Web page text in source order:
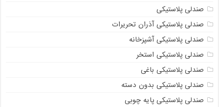
صندلی پلاستیکی
صندلی پلاستیکی آذران تحریرات
صندلی پلاستیکی آشپزخانه
صندلی پلاستیکی استخر
صندلی پلاستیکی باغی
صندلی پلاستیکی بدون دسته
صندلی پلاستیکی پایه چوبی